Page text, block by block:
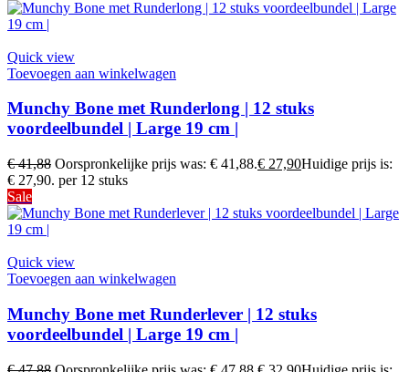
Quick view
Toevoegen aan winkelwagen
Munchy Bone met Runderlong | 12 stuks
voordeelbundel | Large 19 cm |
€41,88 Oorspronkelijke prijs was: € 41,88.€ 27,90Huidige prijs is:
€ 27,90. per 12 stuks
Sale
Quick view
Toevoegen aan winkelwagen
Munchy Bone met Runderlever | 12 stuks
voordeelbundel | Large 19 cm |